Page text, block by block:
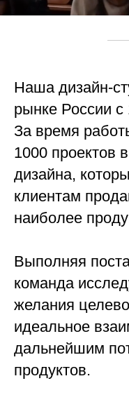
Наша дизайн-
рынке России с
За время
1000 проектов
дизайна,
клиентам
наиболее
Выполняя
команда
желания
идеальное
дальнейшим
продуктов.